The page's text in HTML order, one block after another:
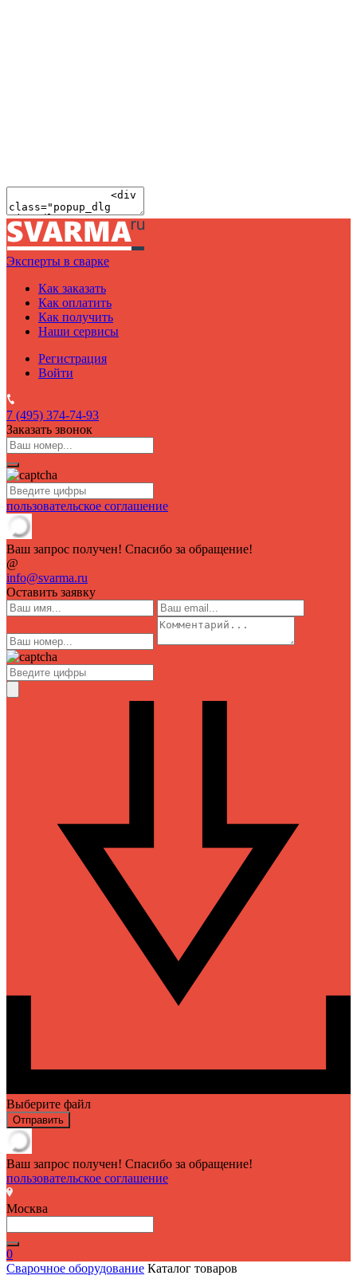
Эксперты в сварке
Как заказать
Как оплатить
Как получить
Наши сервисы
Регистрация
Войти
7 (495) 374-74-93
Заказать звонок
пользовательское соглашение
Ваш запрос получен! Спасибо за обращение!
@
info@svarma.ru
Оставить заявку
Выберите файл
Отправить
Ваш запрос получен! Спасибо за обращение!
пользовательское соглашение
Москва
0
Сварочное оборудование Каталог товаров